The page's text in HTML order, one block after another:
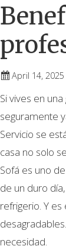
April 14, 2025
Si vives en
seguramente
Servicio se
casa no solo
Sofá es uno
de un duro
refrigerio. Y
necesidad.